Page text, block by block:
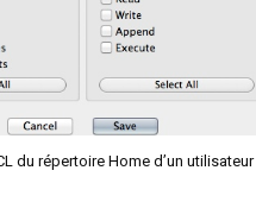
du répertoire Home d’un utilisateur